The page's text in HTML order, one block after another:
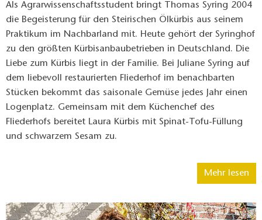
Als Agrarwissenschaftsstudent bringt Thomas Syring 2004
die Begeisterung für den Steirischen Ölkürbis aus seinem
Praktikum im Nachbarland mit. Heute gehört der Syringhof
zu den größten Kürbisanbaubetrieben in Deutschland. Die
Liebe zum Kürbis liegt in der Familie. Bei Juliane Syring auf
dem liebevoll restaurierten Fliederhof im benachbarten
Stücken bekommt das saisonale Gemüse jedes Jahr einen
Logenplatz. Gemeinsam mit dem Küchenchef des
Fliederhofs bereitet Laura Kürbis mit Spinat-Tofu-Füllung
und schwarzem Sesam zu.
Mehr lesen